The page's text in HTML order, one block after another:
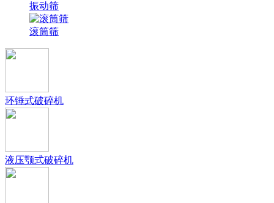
振动筛
滚筒筛
环锤式破碎机
液压颚式破碎机